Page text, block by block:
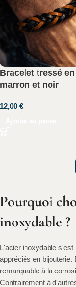
Bracelet tressé
marron et noir
12,00 €
Pourquoi
inoxydable ?
L'acier inoxydable
appréciés en bijouterie.
remarquable à la
Contrairement à